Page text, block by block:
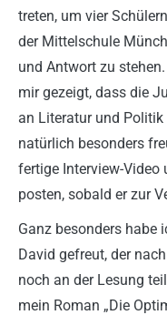
treten, um vier
der Mittelschule
und Antwort zu
mir gezeigt, dass die
an Literatur und
natürlich besonders
fertige Interview-Video
posten, sobald er zur
Ganz besonders habe
David gefreut, der
noch an der Lesung
mein Roman „Die